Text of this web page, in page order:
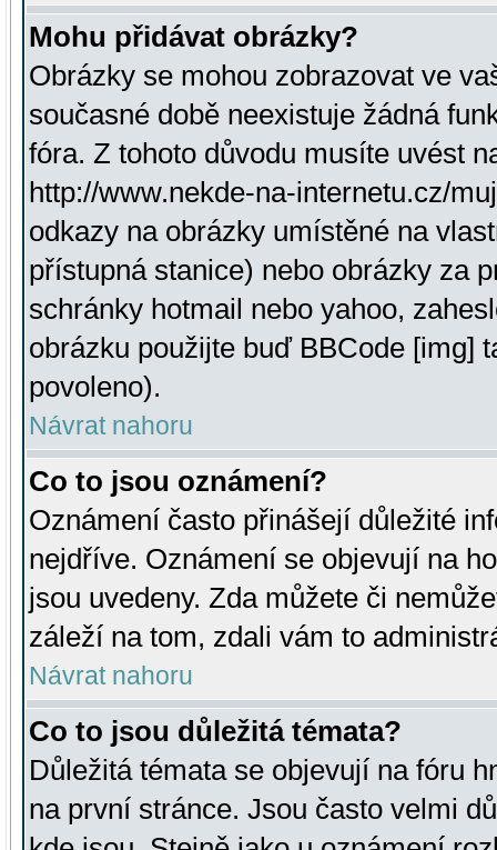
Mohu přidávat obrázky?
Obrázky se mohou zobrazovat ve
současné době neexistuje žádná
fóra. Z tohoto důvodu musíte uvést
http://www.nekde-na-internetu.cz/
odkazy na obrázky umístěné na
přístupná stanice) nebo obrázky za
schránky hotmail nebo yahoo,
obrázku použijte buď BBCode [img]
povoleno).
Návrat nahoru
Co to jsou oznámení?
Oznámení často přinášejí důležité
nejdříve. Oznámení se objevují na
jsou uvedeny. Zda můžete či
záleží na tom, zdali vám to
Návrat nahoru
Co to jsou důležitá témata?
Důležitá témata se objevují na fóru
na první stránce. Jsou často velmi